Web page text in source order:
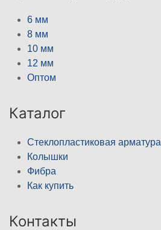
6 мм
8 мм
10 мм
12 мм
Оптом
Каталог
Стеклопластиковая арматура
Колышки
Фибра
Как купить
Контакты